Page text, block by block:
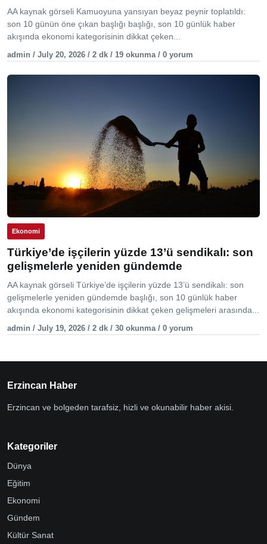
AA kaynak görseli Kamuoyuna yansıyan beyaz peynir toplatıldı:
son 10 günün öne çıkan başlığı başlığı, son 10 günlük haber
akışında ekonomi kategorisinin dikkat çeken...
admin / July 20, 2026 / 2 dk / 19 okunma / 0 yorum
Ekonomi
Türkiye’de işçilerin yüzde 13’ü sendikalı: son
gelişmelerle yeniden gündemde
AA kaynak görseli Türkiye’de işçilerin yüzde 13’ü sendikalı: son
gelişmelerle yeniden gündemde başlığı, son 10 günlük haber
akışında ekonomi kategorisinin dikkat çeken gelişmeleri arasında...
admin / July 19, 2026 / 2 dk / 30 okunma / 0 yorum
Erzincan Haber
Erzincan ve bolgeden tarafsiz, hizli ve okunabilir haber akisi.
Kategoriler
Dünya
Eğitim
Ekonomi
Gündem
Kültür Sanat